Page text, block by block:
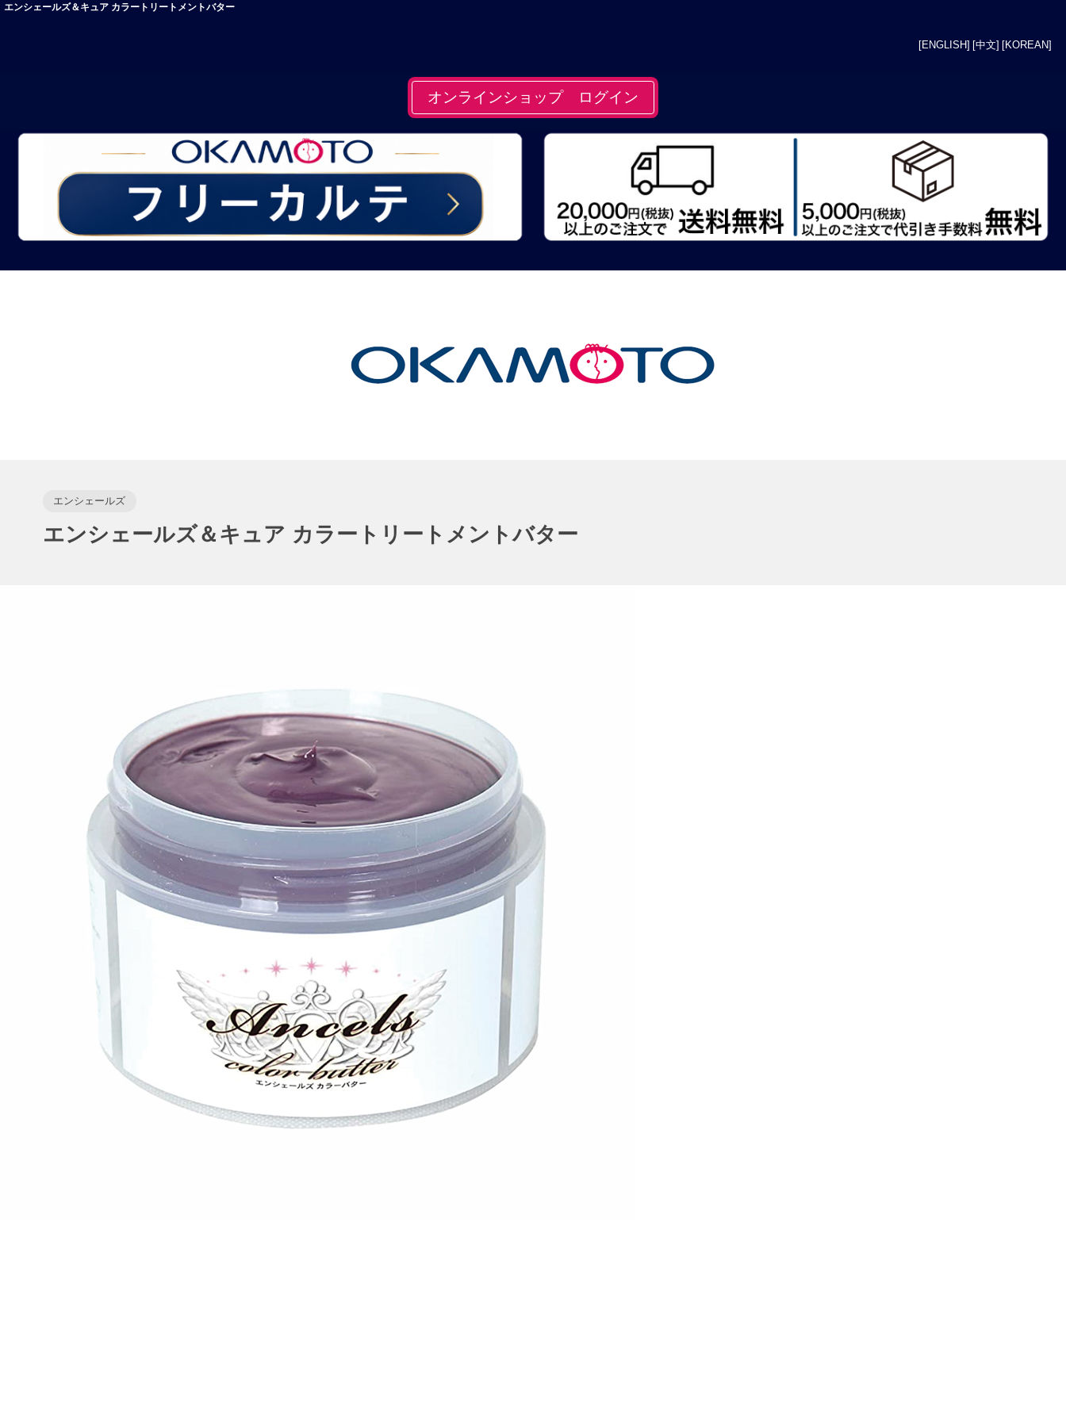
エンシェールズ＆キュア カラートリートメントバター
[ENGLISH] [中文] [KOREAN]
オンラインショップ ログイン
エンシェールズ
エンシェールズ＆キュア カラートリートメントバター